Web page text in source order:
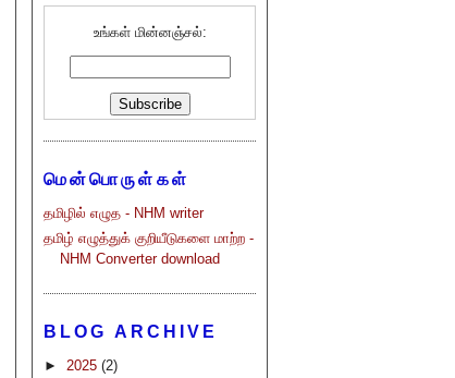
உங்கள் மின்னஞ்சல்:
மென்பொருள்கள்
தமிழில் எழுத - NHM writer
தமிழ் எழுத்துக் குறியீடுகளை மாற்ற -
NHM Converter download
BLOG ARCHIVE
► 2025 (2)